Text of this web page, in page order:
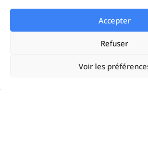
Accepter
Refuser
Voir les